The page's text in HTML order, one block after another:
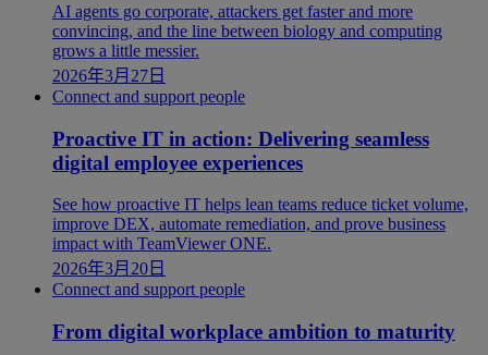
AI agents go corporate, attackers get faster and more
convincing, and the line between biology and computing
grows a little messier.
2026年3月27日
Connect and support people
Proactive IT in action: Delivering seamless
digital employee experiences
See how proactive IT helps lean teams reduce ticket volume,
improve DEX, automate remediation, and prove business
impact with TeamViewer ONE.
2026年3月20日
Connect and support people
From digital workplace ambition to maturity